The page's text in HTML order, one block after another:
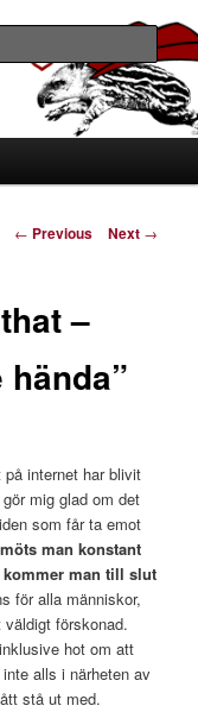
Post
← Previous Next →
–
internet har blivit
mig glad om det
som får ta emot
man konstant
kommer man till slut
för alla människor,
förskonad.
hot om att
alls i närheten av
stå ut med.